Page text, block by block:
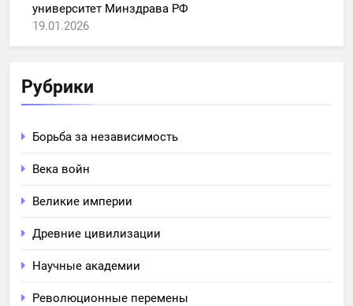
университет Минздрава РФ
19.01.2026
Рубрики
Борьба за независимость
Века войн
Великие империи
Древние цивилизации
Научные академии
Революционные перемены